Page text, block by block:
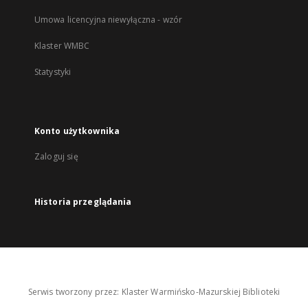
Umowa licencyjna niewyłączna - wzór
Klaster WMBC
Statystyki
Konto użytkownika
Zaloguj się
Historia przeglądania
Serwis tworzony przez: Klaster Warmińsko-Mazurskiej Biblioteki